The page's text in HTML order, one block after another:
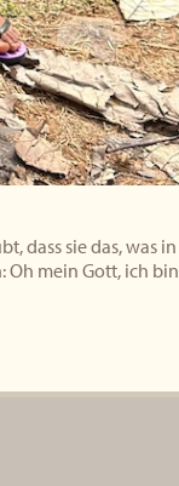
dass sie das, was in
Oh mein Gott, ich bin